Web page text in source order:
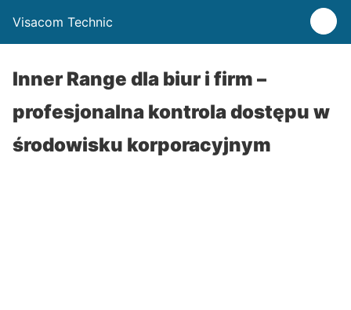
Visacom Technic
Inner Range dla biur i firm –
profesjonalna kontrola dostępu w
środowisku korporacyjnym